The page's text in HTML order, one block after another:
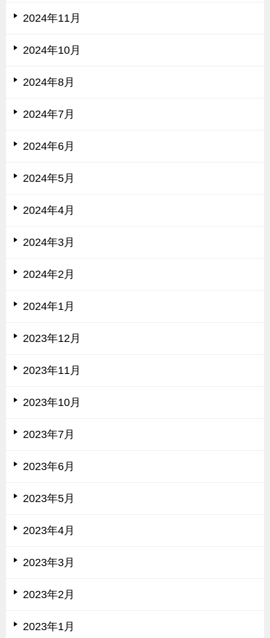
2024年11月
2024年10月
2024年8月
2024年7月
2024年6月
2024年5月
2024年4月
2024年3月
2024年2月
2024年1月
2023年12月
2023年11月
2023年10月
2023年7月
2023年6月
2023年5月
2023年4月
2023年3月
2023年2月
2023年1月